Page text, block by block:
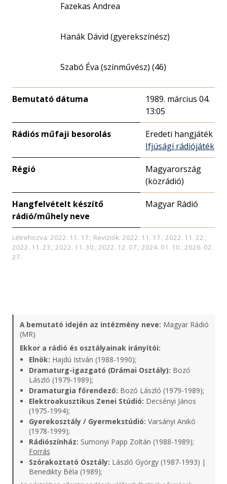
Fazekas Andrea
Hanák Dávid (gyerekszínész)
Szabó Éva (színművész) (46)
Bemutató dátuma
1989. március 04.
13:05
Rádiós műfaji besorolás
Eredeti hangjáték
Ifjúsági rádiójáték
Régió
Magyarország
(közrádió)
Hangfelvételt készítő
rádió/műhely neve
Magyar Rádió
Létrehozva: 2022. 11. 17.; Revíziók: 2022. 11. 17.; 2022. 11. 22.;
2022. 11. 23.; 2022. 11. 30.; 2022. 12. 07.; 2024. 01. 10.; 2026. 02.
27.
A bemutató idején az intézmény neve: Magyar Rádió
(MR)
Ekkor a rádió és osztályainak irányítói:
Elnök: Hajdú István (1988-1990);
Dramaturg-igazgató (Drámai Osztály): Bozó
László (1979-1989);
Dramaturgia főrendező: Bozó László (1979-1989);
Elektroakusztikus Zenei Stúdió: Decsényi János
(1975-1994);
Gyerekosztály / Gyermekstúdió: Varsányi Anikó
(1978-1999);
Rádiószínház: Sumonyi Papp Zoltán (1988-1989);
Forrás
Szórakoztató Osztály: László György (1987-1993) |
Benedikty Béla (1989);